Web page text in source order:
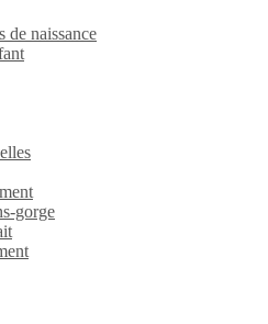
naissance
gorge